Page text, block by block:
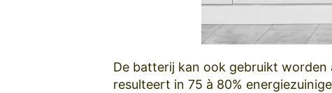
De batterij kan ook gebruikt
resulteert in 75 à 80%